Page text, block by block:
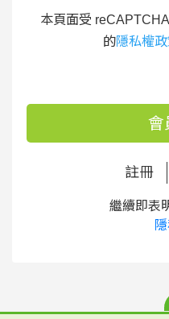
本頁面受
的隱私權
會
註冊
繼續即表